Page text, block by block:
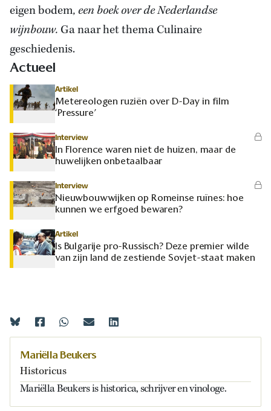
eigen bodem, een boek over de Nederlandse
wijnbouw. Ga naar het thema Culinaire
geschiedenis.
Actueel
Artikel
Metereologen ruziën over D-Day in film
‘Pressure’
Interview
In Florence waren niet de huizen, maar de
huwelijken onbetaalbaar
Interview
Nieuwbouwwijken op Romeinse ruïnes: hoe
kunnen we erfgoed bewaren?
Artikel
Is Bulgarije pro-Russisch? Deze premier wilde
van zijn land de zestiende Sovjet-staat maken
Mariëlla Beukers
Historicus
Mariëlla Beukers is historica, schrijver en vinologe.